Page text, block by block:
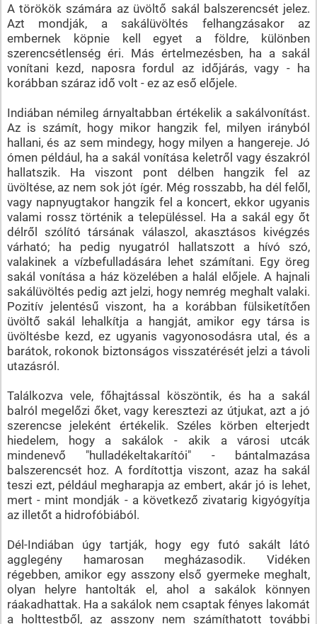
A törökök számára az üvöltő sakál balszerencsét jelez.
Azt mondják, a sakálüvöltés felhangzásakor az
embernek köpnie kell egyet a földre, különben
szerencsétlenség éri. Más értelmezésben, ha a sakál
vonítani kezd, naposra fordul az időjárás, vagy - ha
korábban száraz idő volt - ez az eső előjele.
Indiában némileg árnyaltabban értékelik a sakálvonítást.
Az is számít, hogy mikor hangzik fel, milyen irányból
hallani, és az sem mindegy, hogy milyen a hangereje. Jó
ómen például, ha a sakál vonítása keletről vagy északról
hallatszik. Ha viszont pont délben hangzik fel az
üvöltése, az nem sok jót ígér. Még rosszabb, ha dél felől,
vagy napnyugtakor hangzik fel a koncert, ekkor ugyanis
valami rossz történik a településsel. Ha a sakál egy őt
délről szólító társának válaszol, akasztásos kivégzés
várható; ha pedig nyugatról hallatszott a hívó szó,
valakinek a vízbefulladására lehet számítani. Egy öreg
sakál vonítása a ház közelében a halál előjele. A hajnali
sakálüvöltés pedig azt jelzi, hogy nemrég meghalt valaki.
Pozitív jelentésű viszont, ha a korábban fülsiketítően
üvöltő sakál lehalkítja a hangját, amikor egy társa is
üvöltésbe kezd, ez ugyanis vagyonosodásra utal, és a
barátok, rokonok biztonságos visszatérését jelzi a távoli
utazásról.
Találkozva vele, főhajtással köszöntik, és ha a sakál
balról megelőzi őket, vagy keresztezi az útjukat, azt a jó
szerencse jeleként értékelik. Széles körben elterjedt
hiedelem, hogy a sakálok - akik a városi utcák
mindenevő "hulladékeltakarítói" - bántalmazása
balszerencsét hoz. A fordítottja viszont, azaz ha sakál
teszi ezt, például megharapja az embert, akár jó is lehet,
mert - mint mondják - a következő zivatarig kigyógyítja
az illetőt a hidrofóbiából.
Dél-Indiában úgy tartják, hogy egy futó sakált látó
agglegény hamarosan megházasodik. Vidéken
régebben, amikor egy asszony első gyermeke meghalt,
olyan helyre hantolták el, ahol a sakálok könnyen
ráakadhattak. Ha a sakálok nem csaptak fényes lakomát
a holttestből, az asszony nem számíthatott további